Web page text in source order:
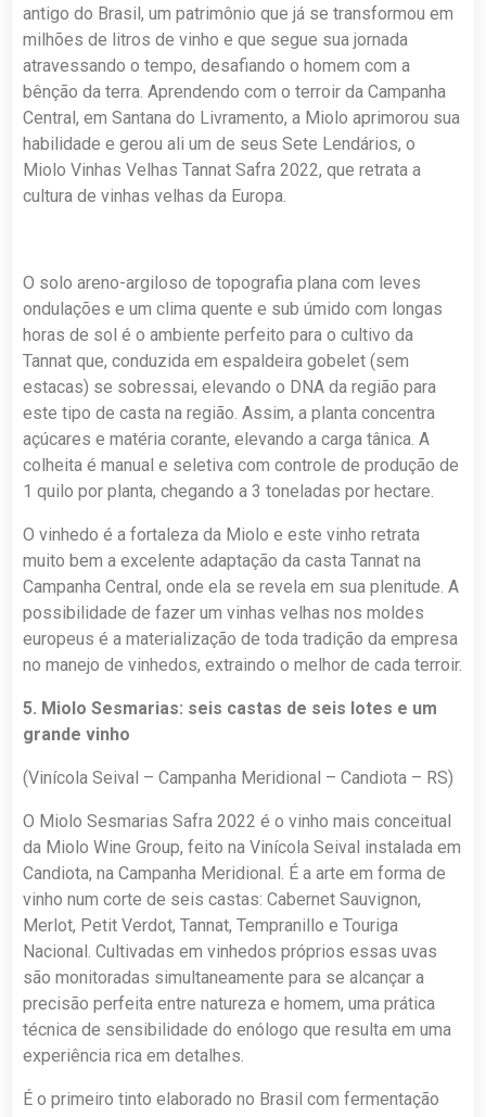
antigo do Brasil, um patrimônio que já se transformou em
milhões de litros de vinho e que segue sua jornada
atravessando o tempo, desafiando o homem com a
bênção da terra. Aprendendo com o terroir da Campanha
Central, em Santana do Livramento, a Miolo aprimorou sua
habilidade e gerou ali um de seus Sete Lendários, o
Miolo Vinhas Velhas Tannat Safra 2022, que retrata a
cultura de vinhas velhas da Europa.
O solo areno-argiloso de topografia plana com leves
ondulações e um clima quente e sub úmido com longas
horas de sol é o ambiente perfeito para o cultivo da
Tannat que, conduzida em espaldeira gobelet (sem
estacas) se sobressai, elevando o DNA da região para
este tipo de casta na região. Assim, a planta concentra
açúcares e matéria corante, elevando a carga tânica. A
colheita é manual e seletiva com controle de produção de
1 quilo por planta, chegando a 3 toneladas por hectare.
O vinhedo é a fortaleza da Miolo e este vinho retrata
muito bem a excelente adaptação da casta Tannat na
Campanha Central, onde ela se revela em sua plenitude. A
possibilidade de fazer um vinhas velhas nos moldes
europeus é a materialização de toda tradição da empresa
no manejo de vinhedos, extraindo o melhor de cada terroir.
5. Miolo Sesmarias: seis castas de seis lotes e um
grande vinho
(Vinícola Seival – Campanha Meridional – Candiota – RS)
O Miolo Sesmarias Safra 2022 é o vinho mais conceitual
da Miolo Wine Group, feito na Vinícola Seival instalada em
Candiota, na Campanha Meridional. É a arte em forma de
vinho num corte de seis castas: Cabernet Sauvignon,
Merlot, Petit Verdot, Tannat, Tempranillo e Touriga
Nacional. Cultivadas em vinhedos próprios essas uvas
são monitoradas simultaneamente para se alcançar a
precisão perfeita entre natureza e homem, uma prática
técnica de sensibilidade do enólogo que resulta em uma
experiência rica em detalhes.
É o primeiro tinto elaborado no Brasil com fermentação